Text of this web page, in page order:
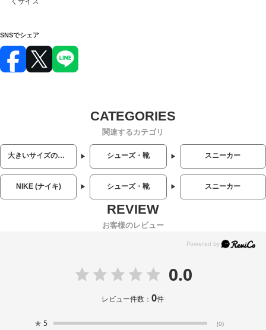
SNSでシェア
関連するカテゴリ
大きいサイズのメンズ服 シューズ・靴 スニーカー
NIKE (ナイキ) シューズ・靴 スニーカー
お客様のレビュー
0.0
レビュー件数：0件
★ 5 (0)